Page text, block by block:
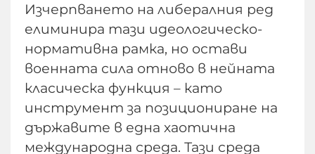
Изчерпването на либералния ред
елиминира тази идеологическо-
нормативна рамка, но остави
военната сила отново в нейната
класическа функция – като
инструмент за позициониране на
държавите в една хаотична
международна среда. Тази среда